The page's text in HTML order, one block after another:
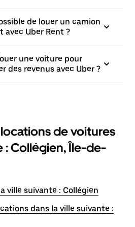
de louer un camion
avec Uber Rent ?
une voiture pour
des revenus avec Uber ?
de voitures
: Collégien, Île-de-
ville suivante : Collégien
dans la ville suivante :